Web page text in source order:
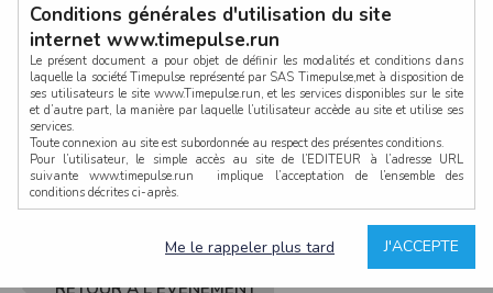
CONNEXION
RETOUR À L'ÉVÈNEMENT
Conditions générales d'utilisation du site
internet www.timepulse.run
Le présent document a pour objet de définir les modalités et conditions dans
laquelle la société Timepulse représenté par SAS Timepulse,met à disposition de
ses utilisateurs le site www.Timepulse.run, et les services disponibles sur le site
et d’autre part, la manière par laquelle l’utilisateur accède au site et utilise ses
services.
Toute connexion au site est subordonnée au respect des présentes conditions.
Pour l’utilisateur, le simple accès au site de l’EDITEUR à l’adresse URL
suivante www.timepulse.run implique l’acceptation de l’ensemble des
conditions décrites ci-après.
La structure générale du site www.timepulse.run, par quelque procédé que ce
soit, sans l'autorisation préalable et par écrit de Fourcherot Mickael et/ou de ses
J'ACCEPTE
Me le rappeler plus tard